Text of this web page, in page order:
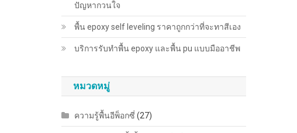
ปัญหากวนใจ
พื้น epoxy self leveling ราคาถูกกว่าที่จะทาสีเอง
บริการรับทำพื้น epoxy และพื้น pu แบบมืออาชีพ
หมวดหมู่
ความรู้พื้นอีพ็อกซี่ (27)